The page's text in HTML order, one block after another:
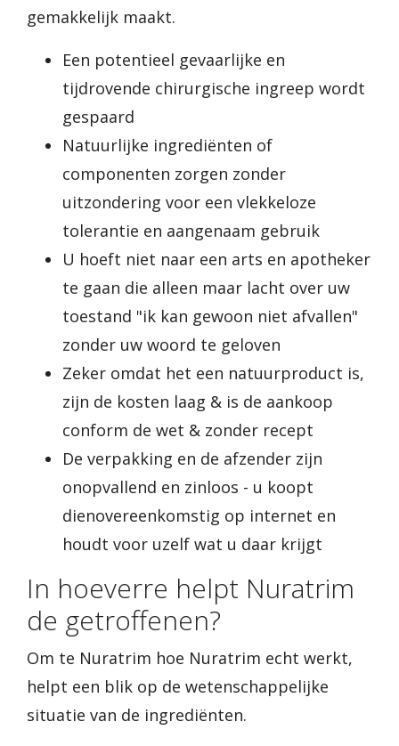
gemakkelijk maakt.
Een potentieel gevaarlijke en
tijdrovende chirurgische ingreep wordt
gespaard
Natuurlijke ingrediënten of
componenten zorgen zonder
uitzondering voor een vlekkeloze
tolerantie en aangenaam gebruik
U hoeft niet naar een arts en apotheker
te gaan die alleen maar lacht over uw
toestand "ik kan gewoon niet afvallen"
zonder uw woord te geloven
Zeker omdat het een natuurproduct is,
zijn de kosten laag & is de aankoop
conform de wet & zonder recept
De verpakking en de afzender zijn
onopvallend en zinloos - u koopt
dienovereenkomstig op internet en
houdt voor uzelf wat u daar krijgt
In hoeverre helpt Nuratrim
de getroffenen?
Om te Nuratrim hoe Nuratrim echt werkt,
helpt een blik op de wetenschappelijke
situatie van de ingrediënten.